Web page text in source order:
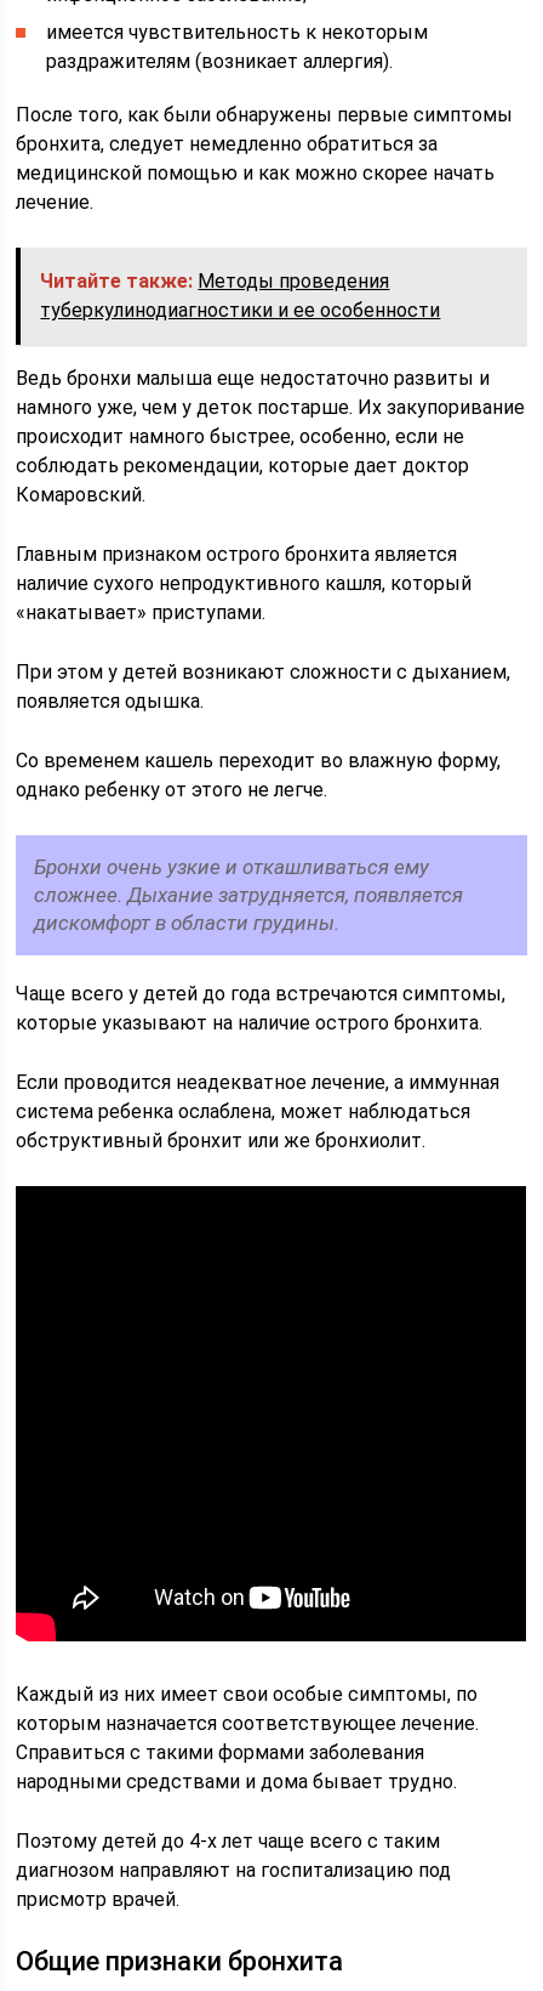
имеется чувствительность к некоторым
раздражителям (возникает аллергия).
После того, как были обнаружены первые симптомы
бронхита, следует немедленно обратиться за
медицинской помощью и как можно скорее начать
лечение.
Читайте также: Методы проведения
туберкулинодиагностики и ее особенности
Ведь бронхи малыша еще недостаточно развиты и
намного уже, чем у деток постарше. Их закупоривание
происходит намного быстрее, особенно, если не
соблюдать рекомендации, которые дает доктор
Комаровский.
Главным признаком острого бронхита является
наличие сухого непродуктивного кашля, который
«накатывает» приступами.
При этом у детей возникают сложности с дыханием,
появляется одышка.
Со временем кашель переходит во влажную форму,
однако ребенку от этого не легче.
Бронхи очень узкие и откашливаться ему
сложнее. Дыхание затрудняется, появляется
дискомфорт в области грудины.
Чаще всего у детей до года встречаются симптомы,
которые указывают на наличие острого бронхита.
Если проводится неадекватное лечение, а иммунная
система ребенка ослаблена, может наблюдаться
обструктивный бронхит или же бронхиолит.
Каждый из них имеет свои особые симптомы, по
которым назначается соответствующее лечение.
Справиться с такими формами заболевания
народными средствами и дома бывает трудно.
Поэтому детей до 4-х лет чаще всего с таким
диагнозом направляют на госпитализацию под
присмотр врачей.
Общие признаки бронхита